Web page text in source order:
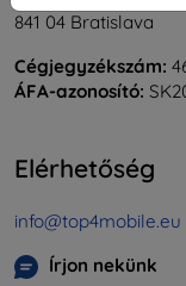
841 04 Bratislava
Cégjegyzékszám:
ÁFA-azonosító:
Elérhetőség
info@top4mobile.eu
Írjon nekünk